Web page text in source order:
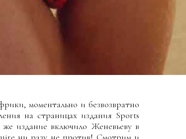
моментально и безвозвратно
на страницах издания Sports
издание включило Женевьеву в